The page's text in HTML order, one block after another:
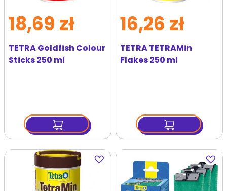
TETRA Goldfish Colour
Sticks 250 ml
18,69 zł
TETRA TETRAMin
Flakes 250 ml
16,26 zł
Dodaj
do
Dodaj
do